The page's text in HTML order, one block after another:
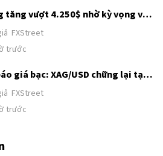
tăng vượt 4.250$ nhờ kỳ vọng về
thuận Mỹ–Iran
FXStreet
trước
giá bạc: XAG/USD chững lại tại
sau đà tăng kéo dài hai ngày
FXStreet
trước